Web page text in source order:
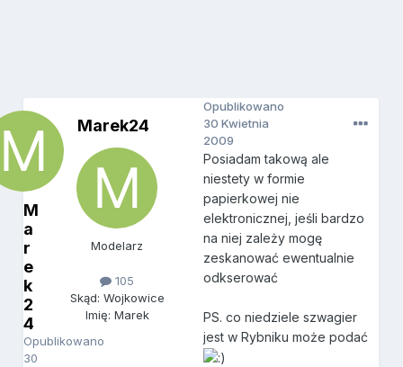
M
a
r
e
k
2
4
Opublikowano
30
Marek24
Modelarz
105
Skąd: Wojkowice
Imię: Marek
Opublikowano
30 Kwietnia
2009
Posiadam takową ale
niestety w formie
papierkowej nie
elektronicznej, jeśli bardzo
na niej zależy mogę
zeskanować ewentualnie
odkserować
PS. co niedziele szwagier
jest w Rybniku może podać